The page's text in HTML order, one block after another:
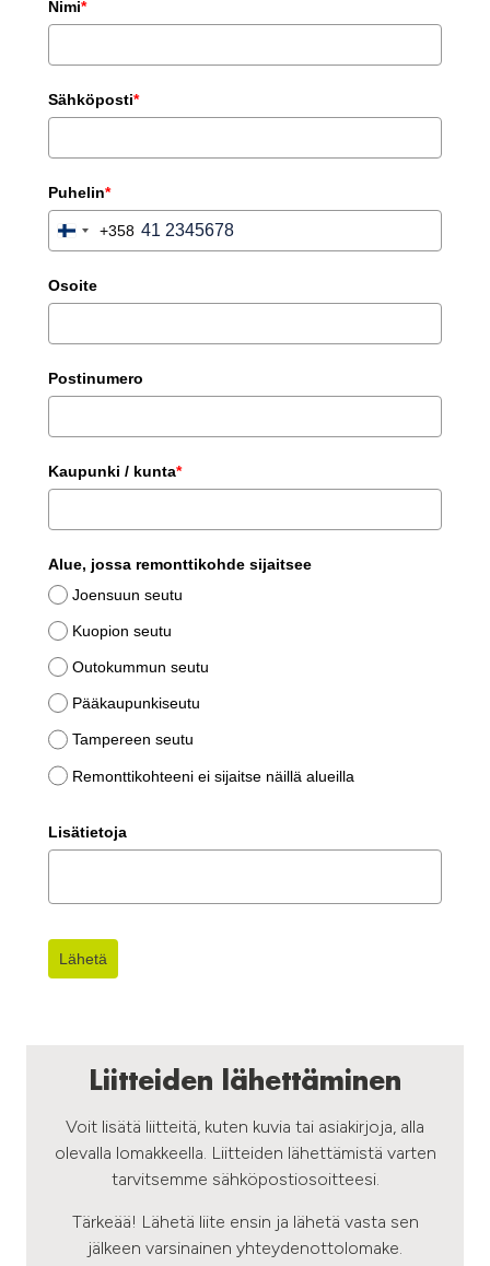
Nimi*
Sähköposti*
Puhelin*
Finland+358
Osoite
Postinumero
Kaupunki / kunta*
Alue, jossa remonttikohde sijaitsee
Joensuun seutu
Kuopion seutu
Outokummun seutu
Pääkaupunkiseutu
Tampereen seutu
Remonttikohteeni ei sijaitse näillä alueilla
Lisätietoja
Lähetä
Liitteiden lähettäminen
Voit lisätä liitteitä, kuten kuvia tai asiakirjoja, alla
olevalla lomakkeella. Liitteiden lähettämistä varten
tarvitsemme sähköpostiosoitteesi.
Tärkeää! Lähetä liite ensin ja lähetä vasta sen
jälkeen varsinainen yhteydenottolomake.